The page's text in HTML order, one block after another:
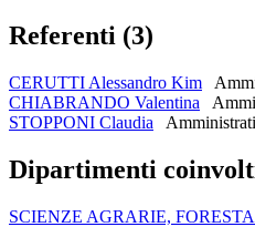
Referenti (3)
CERUTTI Alessandro Kim
CHIABRANDO Valentina
STOPPONI Claudia
Dipartimenti
SCIENZE AGRARIE,